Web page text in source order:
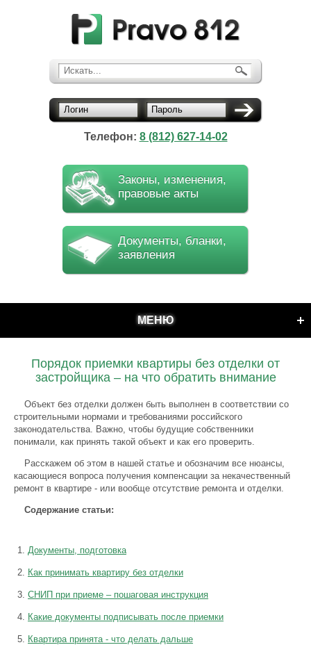
Искать...
Логин Пароль
Телефон: 8 (812) 627-14-02
Законы, изменения,
правовые акты
Документы, бланки,
заявления
МЕНЮ
Порядок приемки квартиры без отделки от
застройщика – на что обратить внимание
Объект без отделки должен быть выполнен в соответствии со
строительными нормами и требованиями российского
законодательства. Важно, чтобы будущие собственники
понимали, как принять такой объект и как его проверить.
Расскажем об этом в нашей статье и обозначим все нюансы,
касающиеся вопроса получения компенсации за некачественный
ремонт в квартире - или вообще отсутствие ремонта и отделки.
Содержание статьи:
Документы, подготовка
Как принимать квартиру без отделки
СНИП при приеме – пошаговая инструкция
Какие документы подписывать после приемки
Квартира принята - что делать дальше